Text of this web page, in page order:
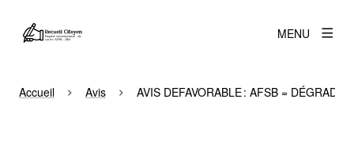
MENU
Accueil Avis AVIS DEFAVORABLE : AFSB =